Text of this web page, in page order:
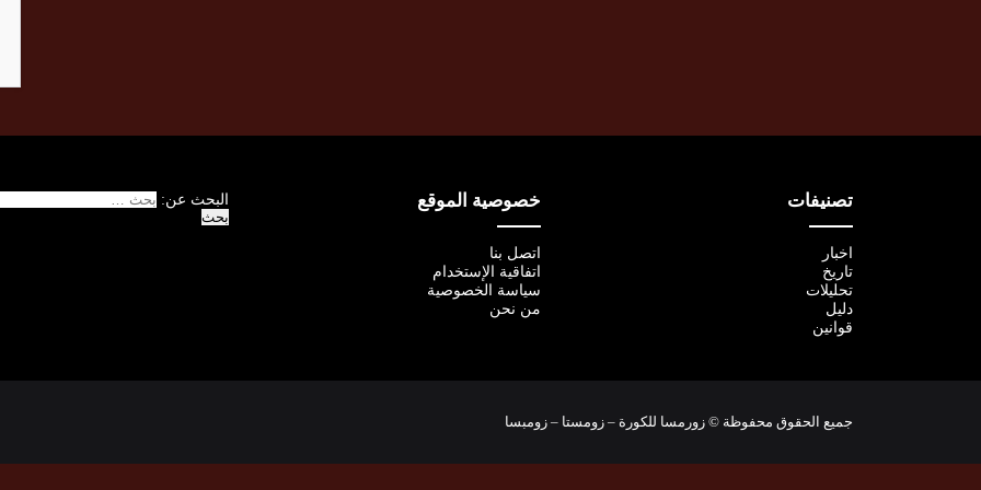
تصنيفات
اخبار
تاريخ
تحليلات
دليل
قوانين
خصوصية الموقع
اتصل بنا
اتفاقية الإستخدام
سياسة الخصوصية
من نحن
البحث عن:
جميع الحقوق محفوظة © زورمسا للكورة – زومستا – زومبسا